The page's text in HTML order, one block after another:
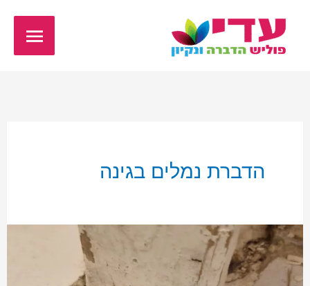
לתוכן
הדברת נמלים בגינה